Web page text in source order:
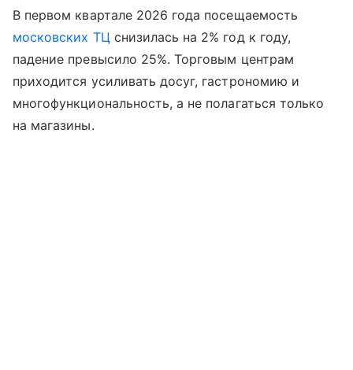
В первом квартале 2026 года посещаемость
московских ТЦснизилась на 2% год к году,
падение превысило 25%. Торговым центрам
приходится усиливать досуг, гастрономию и
многофункциональность, а не полагаться только
на магазины.